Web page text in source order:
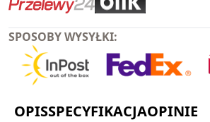
SPOSOBY WYSYŁKI:
OPISSPECYFIKACJAOPINIE